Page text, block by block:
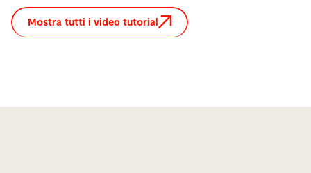
Mostra tutti i video tutorial